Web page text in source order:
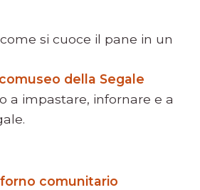
come si cuoce il pane in un
della Segale
a impastare, infornare e a
forno comunitario